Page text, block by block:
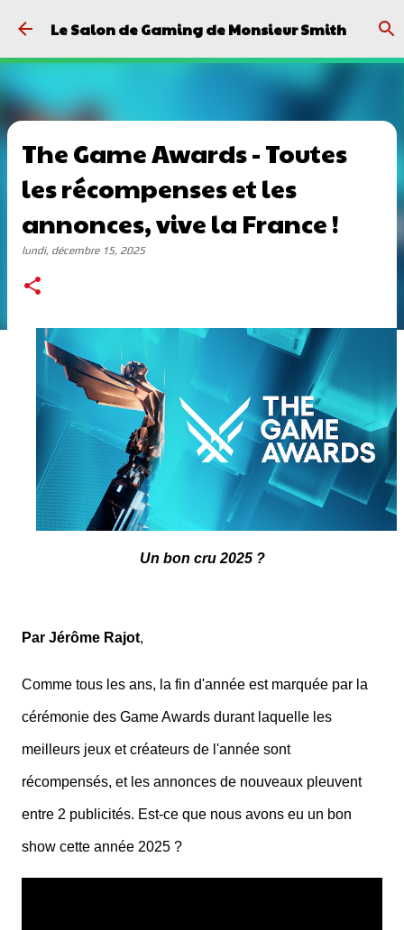
Passer au contenu principal
Le Salon de Gaming de Monsieur Smith
The Game Awards - Toutes
les récompenses et les
annonces, vive la France !
lundi, décembre 15, 2025
Un bon cru 2025 ?
Par Jérôme Rajot,
Comme tous les ans, la fin d'année est marquée par la
cérémonie des Game Awards durant laquelle les
meilleurs jeux et créateurs de l'année sont
récompensés, et les annonces de nouveaux pleuvent
entre 2 publicités. Est-ce que nous avons eu un bon
show cette année 2025 ?